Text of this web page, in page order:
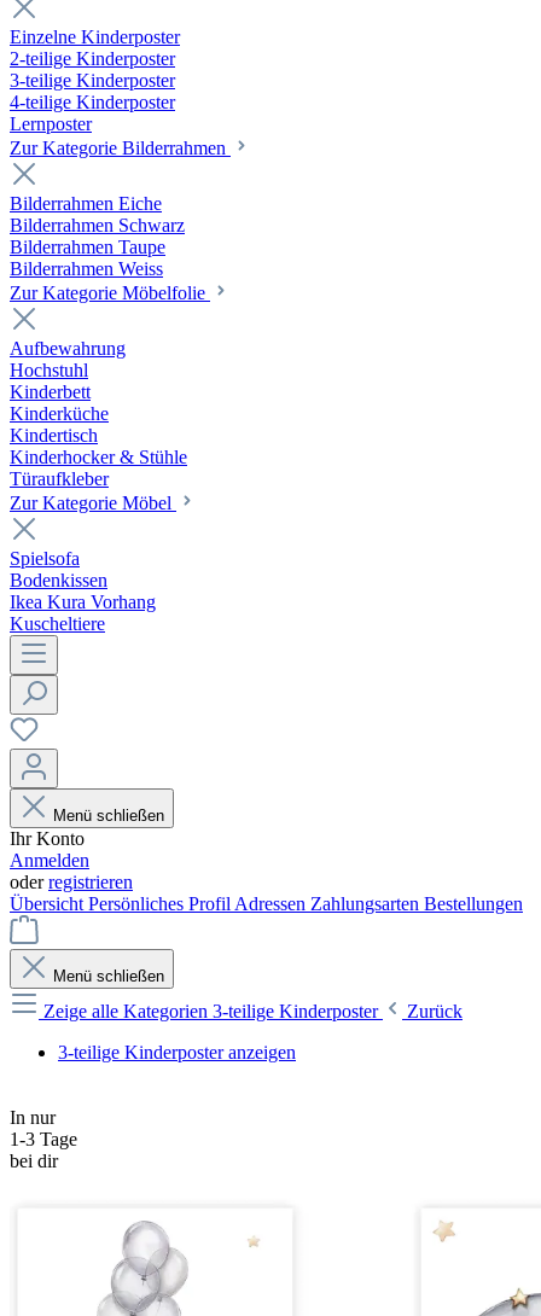
Einzelne Kinderposter
2-teilige Kinderposter
3-teilige Kinderposter
4-teilige Kinderposter
Lernposter
Zur Kategorie Bilderrahmen
Bilderrahmen Eiche
Bilderrahmen Schwarz
Bilderrahmen Taupe
Bilderrahmen Weiss
Zur Kategorie Möbelfolie
Aufbewahrung
Hochstuhl
Kinderbett
Kinderküche
Kindertisch
Kinderhocker & Stühle
Türaufkleber
Zur Kategorie Möbel
Spielsofa
Bodenkissen
Ikea Kura Vorhang
Kuscheltiere
Menü schließen
Ihr Konto
Anmelden
oderregistrieren
Übersicht Persönliches Profil Adressen Zahlungsarten Bestellungen
Menü schließen
Zeige alle Kategorien 3-teilige Kinderposter
Zurück
3-teilige Kinderposter anzeigen
In nur
1-3 Tage
bei dir